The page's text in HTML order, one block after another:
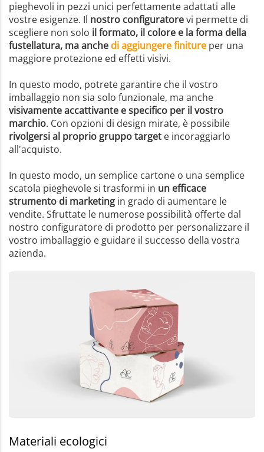
pieghevoli in pezzi unici perfettamente adattati alle
vostre esigenze. Il nostro configuratorevi permette di
scegliere non solo il formato, il colore e la forma della
fustellatura, ma anche di aggiungere finiture per una
maggiore protezione ed effetti visivi.
In questo modo, potrete garantire che il vostro
imballaggio non sia solo funzionale, ma anche
visivamente accattivante e specifico per il vostro
marchio. Con opzioni di design mirate, è possibile
rivolgersi al proprio gruppo target e incoraggiarlo
all'acquisto.
In questo modo, un semplice cartone o una semplice
scatola pieghevole si trasformi in un efficace
strumento di marketing in grado di aumentare le
vendite. Sfruttate le numerose possibilità offerte dal
nostro configuratore di prodotto per personalizzare il
vostro imballaggio e guidare il successo della vostra
azienda.
Materiali ecologici